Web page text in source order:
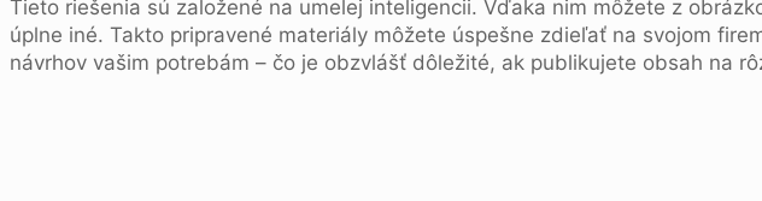
Tieto riešenia sú založené na umelej inteligencii. Vďaka nim môžete z
úplne iné. Takto pripravené materiály môžete úspešne zdieľať na svojom
návrhov vašim potrebám – čo je obzvlášť dôležité, ak publikujete obsah na